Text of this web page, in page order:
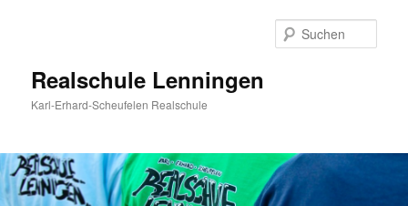
Realschule Lenningen
Karl-Erhard-Scheufelen Realschule